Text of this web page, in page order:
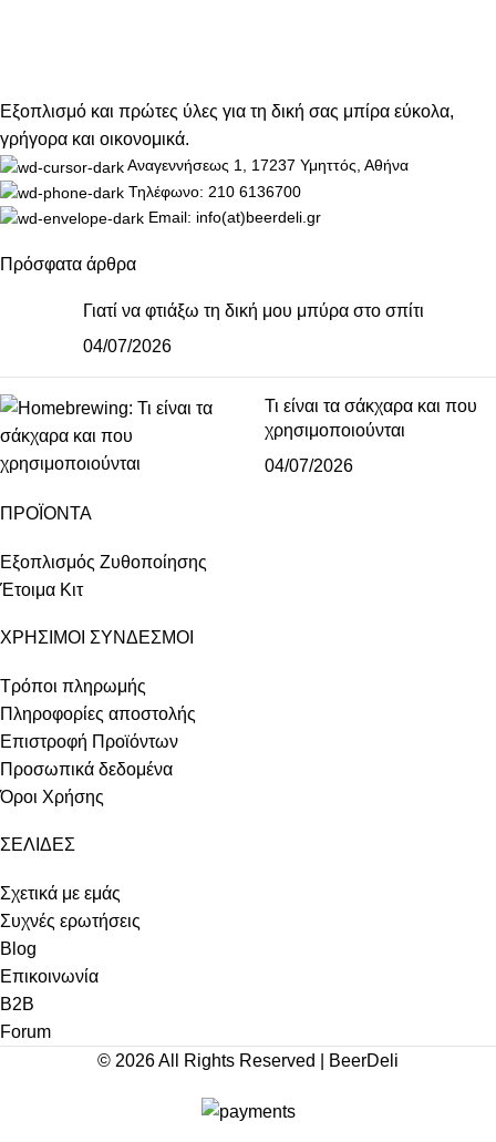
Εξοπλισμό και πρώτες ύλες για τη δική σας μπίρα εύκολα,
γρήγορα και οικονομικά.
Αναγεννήσεως 1, 17237 Υμηττός, Αθήνα
Τηλέφωνο: 210 6136700
Email: info(at)beerdeli.gr
Πρόσφατα άρθρα
Γιατί να φτιάξω τη δική μου μπύρα στο σπίτι
04/07/2026
Τι είναι τα σάκχαρα και που
χρησιμοποιούνται
04/07/2026
ΠΡΟΪΟΝΤΑ
Εξοπλισμός Ζυθοποίησης
Έτοιμα Κιτ
ΧΡΗΣΙΜΟΙ ΣΥΝΔΕΣΜΟΙ
Τρόποι πληρωμής
Πληροφορίες αποστολής
Επιστροφή Προϊόντων
Προσωπικά δεδομένα
Όροι Χρήσης
ΣΕΛΙΔΕΣ
Σχετικά με εμάς
Συχνές ερωτήσεις
Blog
Επικοινωνία
Β2Β
Forum
© 2026 All Rights Reserved | BeerDeli